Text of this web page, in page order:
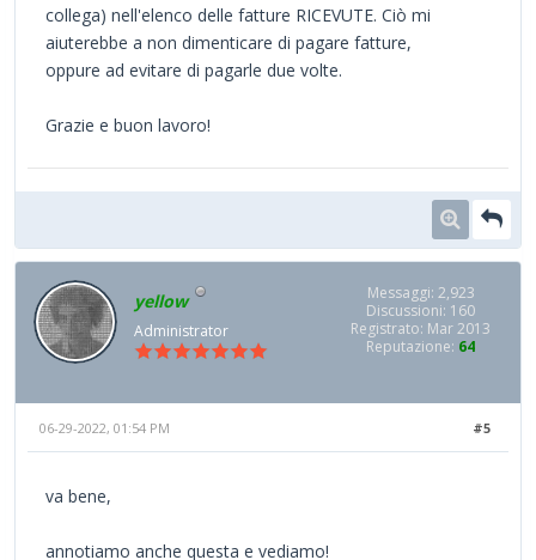
collega) nell'elenco delle fatture RICEVUTE. Ciò mi
aiuterebbe a non dimenticare di pagare fatture,
oppure ad evitare di pagarle due volte.
Grazie e buon lavoro!
yellow
Administrator
Messaggi: 2,923
Discussioni: 160
Registrato: Mar 2013
Reputazione: 64
#5
06-29-2022, 01:54 PM
va bene,
annotiamo anche questa e vediamo!